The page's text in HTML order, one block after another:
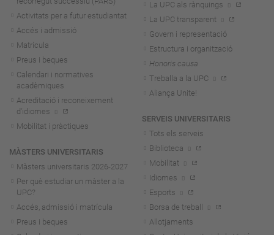
Activitats per a futur estudiantat
Accés i admissió
Matrícula
Preus i beques
Calendari i normatives
acadèmiques
Acreditació i reconeixement
d'idiomes
Mobilitat i pràctiques
MÀSTERS UNIVERSITARIS
Màsters universitaris 2026-2027
Per què estudiar un màster a la
UPC?
Accés, admissió i matrícula
Preus i beques
La UPC als rànquings
La UPC transparent
Govern i representació
Estructura i organització
Honoris causa
Treballa a la UPC
Aliança Unite!
SERVEIS UNIVERSITARIS
Tots els serveis
Biblioteca
Mobilitat
Idiomes
Esports
Borsa de treball
Allotjaments